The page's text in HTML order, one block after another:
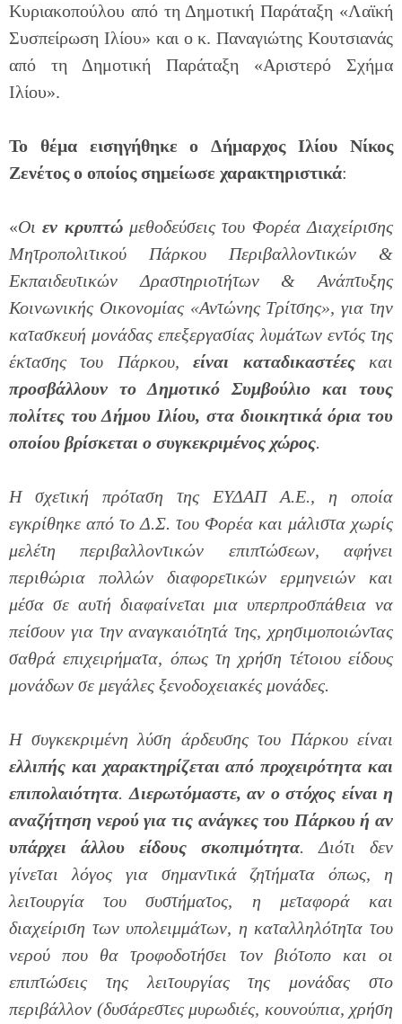
Κυριακοπούλου από τη Δημοτική Παράταξη «Λαϊκή
Συσπείρωση Ιλίου» και ο κ. Παναγιώτης Κουτσιανάς
από τη Δημοτική Παράταξη «Αριστερό Σχήμα
Ιλίου».
Το θέμα εισηγήθηκε ο
Δήμαρχος Ιλίου Νίκος
Ζενέτος ο οποίος σημείωσε χαρακτηριστικά:
«Οιεν κρυπτώμεθοδεύσεις του Φορέα Διαχείρισης
Μητροπολιτικού Πάρκου Περιβαλλοντικών &
Εκπαιδευτικών Δραστηριοτήτων & Ανάπτυξης
Κοινωνικής Οικονομίας «Αντώνης Τρίτσης», για την
κατασκευή μονάδας επεξεργασίας λυμάτων εντός της
έκτασης του Πάρκου,είναι καταδικαστέεςκαι
προσβάλλουν το Δημοτικό Συμβούλιο και τους
πολίτες του Δήμου Ιλίου, στα διοικητικά όρια του
οποίου βρίσκεται ο συγκεκριμένος χώρος.
Η σχετική πρόταση της ΕΥΔΑΠ Α.Ε., η οποία
εγκρίθηκε από το Δ.Σ. του Φορέα και μάλιστα χωρίς
μελέτη περιβαλλοντικών επιπτώσεων, αφήνει
περιθώρια πολλών διαφορετικών ερμηνειών και
μέσα σε αυτή διαφαίνεται μια υπερπροσπάθεια να
πείσουν για την αναγκαιότητά της, χρησιμοποιώντας
σαθρά επιχειρήματα, όπως τη χρήση τέτοιου είδους
μονάδων σε μεγάλες ξενοδοχειακές μονάδες.
Η συγκεκριμένη λύση άρδευσης του Πάρκου είναι
ελλιπής και χαρακτηρίζεται από προχειρότητα και
επιπολαιότητα. Διερωτόμαστε, αν ο στόχος είναι η
αναζήτηση νερού για τις ανάγκες του Πάρκου ή αν
υπάρχει άλλου είδους σκοπιμότητα. Διότι δεν
γίνεται λόγος για σημαντικά ζητήματα όπως, η
λειτουργία του συστήματος, η μεταφορά και
διαχείριση των υπολειμμάτων, η καταλληλότητα του
νερού που θα τροφοδοτήσει τον βιότοπο και οι
επιπτώσεις της λειτουργίας της μονάδας στο
περιβάλλον (δυσάρεστες μυρωδιές, κουνούπια, χρήση